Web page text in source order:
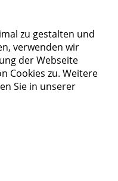
zu gestalten und
verwenden wir
der Webseite
Cookies zu. Weitere
Sie in unserer